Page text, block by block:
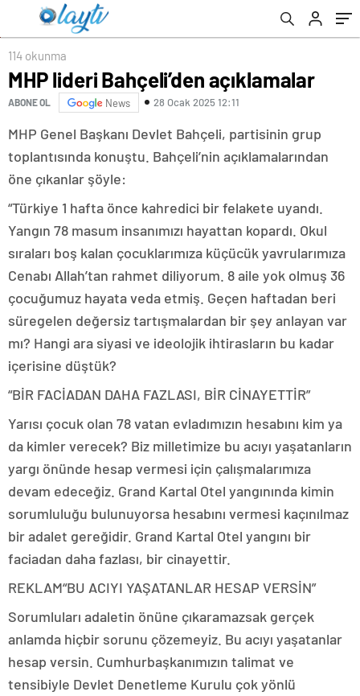
114 okunma
MHP lideri Bahçeli’den açıklamalar
ABONE OL News 28 Ocak 2025 12:11
MHP Genel Başkanı Devlet Bahçeli, partisinin grup
toplantısında konuştu. Bahçeli’nin açıklamalarından
öne çıkanlar şöyle:
“Türkiye 1 hafta önce kahredici bir felakete uyandı.
Yangın 78 masum insanımızı hayattan kopardı. Okul
sıraları boş kalan çocuklarımıza küçücük yavrularımıza
Cenabı Allah’tan rahmet diliyorum. 8 aile yok olmuş 36
çocuğumuz hayata veda etmiş. Geçen haftadan beri
süregelen değersiz tartışmalardan bir şey anlayan var
mı? Hangi ara siyasi ve ideolojik ihtirasların bu kadar
içerisine düştük?
“BİR FACİADAN DAHA FAZLASI, BİR CİNAYETTİR”
Yarısı çocuk olan 78 vatan evladımızın hesabını kim ya
da kimler verecek? Biz milletimize bu acıyı yaşatanların
yargı önünde hesap vermesi için çalışmalarımıza
devam edeceğiz. Grand Kartal Otel yangınında kimin
sorumluluğu bulunuyorsa hesabını vermesi kaçınılmaz
bir adalet gereğidir. Grand Kartal Otel yangını bir
faciadan daha fazlası, bir cinayettir.
REKLAM“BU ACIYI YAŞATANLAR HESAP VERSİN”
Sorumluları adaletin önüne çıkaramazsak gerçek
anlamda hiçbir sorunu çözemeyiz. Bu acıyı yaşatanlar
hesap versin. Cumhurbaşkanımızın talimat ve
tensibiyle Devlet Denetleme Kurulu çok yönlü